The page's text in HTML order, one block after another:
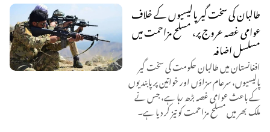
طالبان کی سخت گیر پالیسیوں کے خلاف
عوامی غصہ عروج پر، مسلح مزاحمت میں
مسلسل اضافہ
افغانستان میں طالبان حکومت کی سخت گیر
پالیسیوں، سرعام سزاؤں اور خواتین پر پابندیوں
کے باعث عوامی غصہ بڑھ رہا ہے، جس نے
ملک بھر میں مسلح مزاحمت کو تیز کر دیا ہے۔